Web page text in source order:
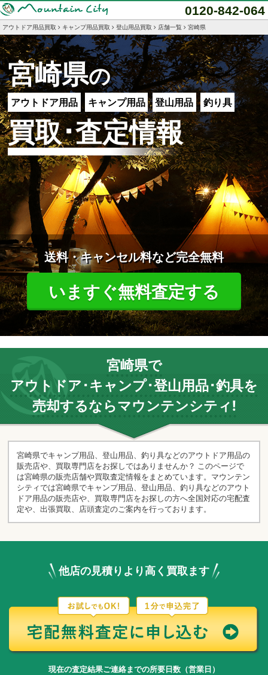
0120-842-064
アウトドア用品買取 キャンプ用品買取 登山用品買取 店舗一覧 宮崎県
宮崎県の
アウトドア用品 キャンプ用品 登山用品 釣り具
買取･査定情報
送料・キャンセル料など完全無料
いますぐ無料査定する
宮崎県で
アウトドア･キャンプ･登山用品･釣具を
売却するならマウンテンシティ!
宮崎県でキャンプ用品、登山用品、釣り具などのアウトドア用品の
販売店や、買取専門店をお探しではありませんか？ このページで
は宮崎県の販売店舗や買取査定情報をまとめています。マウンテン
シティでは宮崎県でキャンプ用品、登山用品、釣り具などのアウト
ドア用品の販売店や、買取専門店をお探しの方へ全国対応の宅配査
定や、出張買取、店頭査定のご案内を行っております。
他店の見積りより高く買取ます
現在の査定結果ご連絡までの所要日数（営業日）